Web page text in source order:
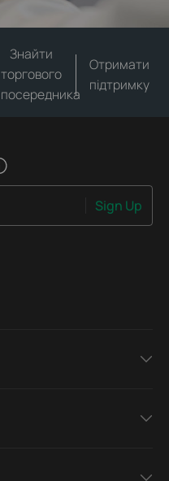
Знайти
торгового
посередника
Отримати
підтримку
Sign Up